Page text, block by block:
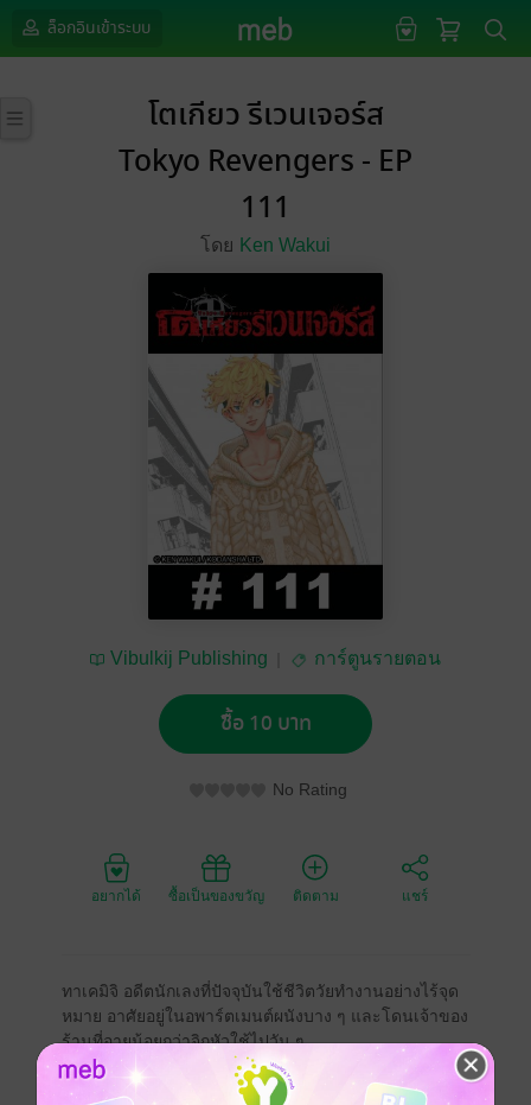
ล็อกอินเข้าระบบ
โตเกียว รีเวนเจอร์ส
Tokyo Revengers - EP
111
โดย Ken Wakui
Vibulkij Publishing การ์ตูนรายตอน
ซื้อ 10 บาท
No Rating
อยากได้ ซื้อเป็นของขวัญ ติดตาม แชร์
ทาเคมิจิ อดีตนักเลงที่ปัจจุบันใช้ชีวิตวัยทำงานอย่างไร้จุด
หมาย อาศัยอยู่ในอพาร์ตเมนต์ผนังบาง ๆ และโดนเจ้าของ
ร้านที่อายุน้อยกว่าจิกหัวใช้ไปวัน ๆ
ฮินาตะ แฟนคนเดียวในชีวิตของเขาที่เคยคบกันตอนอยู่มอ